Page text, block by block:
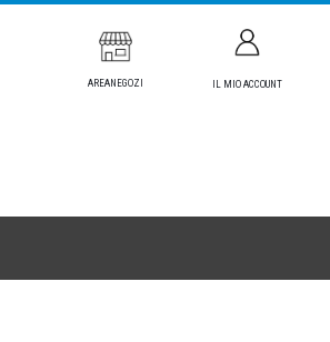
AREANEGOZI IL MIO ACCOUNT